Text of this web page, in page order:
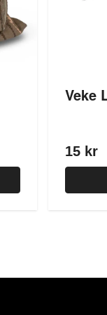
Veke
15 kr